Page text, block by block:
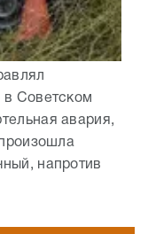
в Советском
авария,
напротив